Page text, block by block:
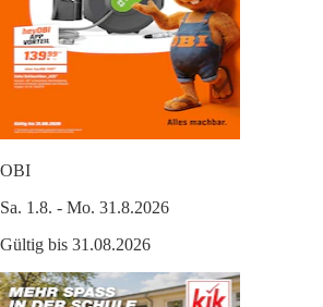
OBI
Sa. 1.8. - Mo. 31.8.2026
Gültig bis 31.08.2026